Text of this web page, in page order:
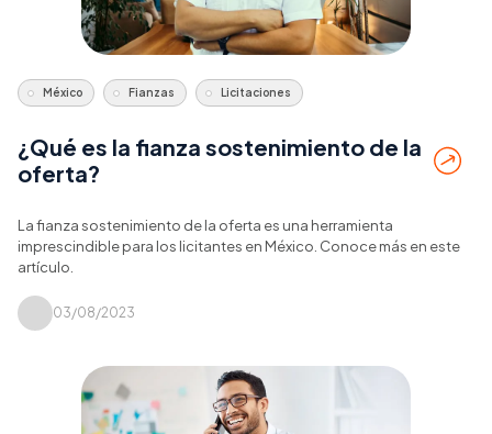
México Fianzas Licitaciones
¿Qué es la fianza sostenimiento de la
oferta?
La fianza sostenimiento de la oferta es una herramienta
imprescindible para los licitantes en México. Conoce más en este
artículo.
03/08/2023